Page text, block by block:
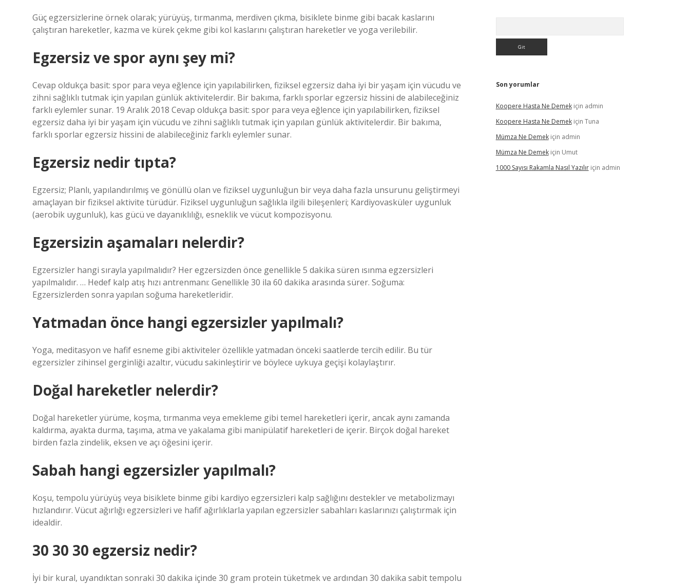
Güç egzersizlerine örnek olarak; yürüyüş, tırmanma, merdiven çıkma, bisiklete binme gibi bacak kaslarını
çalıştıran hareketler, kazma ve kürek çekme gibi kol kaslarını çalıştıran hareketler ve yoga verilebilir.
Egzersiz ve spor aynı şey mi?
Cevap oldukça basit: spor para veya eğlence için yapılabilirken, fiziksel egzersiz daha iyi bir yaşam için vücudu ve
zihni sağlıklı tutmak için yapılan günlük aktivitelerdir. Bir bakıma, farklı sporlar egzersiz hissini de alabileceğiniz
farklı eylemler sunar. 19 Aralık 2018 Cevap oldukça basit: spor para veya eğlence için yapılabilirken, fiziksel
egzersiz daha iyi bir yaşam için vücudu ve zihni sağlıklı tutmak için yapılan günlük aktivitelerdir. Bir bakıma,
farklı sporlar egzersiz hissini de alabileceğiniz farklı eylemler sunar.
Egzersiz nedir tıpta?
Egzersiz; Planlı, yapılandırılmış ve gönüllü olan ve fiziksel uygunluğun bir veya daha fazla unsurunu geliştirmeyi
amaçlayan bir fiziksel aktivite türüdür. Fiziksel uygunluğun sağlıkla ilgili bileşenleri; Kardiyovasküler uygunluk
(aerobik uygunluk), kas gücü ve dayanıklılığı, esneklik ve vücut kompozisyonu.
Egzersizin aşamaları nelerdir?
Egzersizler hangi sırayla yapılmalıdır? Her egzersizden önce genellikle 5 dakika süren ısınma egzersizleri
yapılmalıdır. … Hedef kalp atış hızı antrenmanı: Genellikle 30 ila 60 dakika arasında sürer. Soğuma:
Egzersizlerden sonra yapılan soğuma hareketleridir.
Yatmadan önce hangi egzersizler yapılmalı?
Yoga, meditasyon ve hafif esneme gibi aktiviteler özellikle yatmadan önceki saatlerde tercih edilir. Bu tür
egzersizler zihinsel gerginliği azaltır, vücudu sakinleştirir ve böylece uykuya geçişi kolaylaştırır.
Doğal hareketler nelerdir?
Doğal hareketler yürüme, koşma, tırmanma veya emekleme gibi temel hareketleri içerir, ancak aynı zamanda
kaldırma, ayakta durma, taşıma, atma ve yakalama gibi manipülatif hareketleri de içerir. Birçok doğal hareket
birden fazla zindelik, eksen ve açı öğesini içerir.
Sabah hangi egzersizler yapılmalı?
Koşu, tempolu yürüyüş veya bisiklete binme gibi kardiyo egzersizleri kalp sağlığını destekler ve metabolizmayı
hızlandırır. Vücut ağırlığı egzersizleri ve hafif ağırlıklarla yapılan egzersizler sabahları kaslarınızı çalıştırmak için
idealdir.
30 30 30 egzersiz nedir?
İyi bir kural, uyandıktan sonraki 30 dakika içinde 30 gram protein tüketmek ve ardından 30 dakika sabit tempolu
Son yorumlar
Koopere Hasta Ne Demekiçin admin
Koopere Hasta Ne Demekiçin Tuna
Mümza Ne Demekiçin admin
Mümza Ne Demekiçin Umut
1000 Sayısı Rakamla Nasıl Yazılıriçin admin